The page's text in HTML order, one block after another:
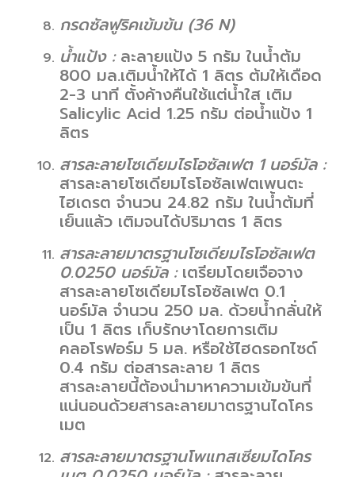
กรดซัลฟูริคเข้มข้น (36 N)
น้ำแป้ง : ละลายแป้ง 5 กรัม ในน้ำต้ม
800 มล.เติมน้ำให้ได้ 1 ลิตร ต้มให้เดือด
2-3 นาที ตั้งค้างคืนใช้แต่น้ำใส เติม
Salicylic Acid 1.25 กรัม ต่อน้ำแป้ง 1
ลิตร
สารละลายโซเดียมไธโอซัลเฟต 1 นอร์มัล :
สารละลายโซเดียมไธโอซัลเฟตเพนตะ
ไฮเดรต จำนวน 24.82 กรัม ในน้ำต้มที่
เย็นแล้ว เติมจนได้ปริมาตร 1 ลิตร
สารละลายมาตรฐานโซเดียมไธโอซัลเฟต
0.0250 นอร์มัล : เตรียมโดยเจือจาง
สารละลายโซเดียมไธโอซัลเฟต 0.1
นอร์มัล จำนวน 250 มล. ด้วยน้ำกลั่นให้
เป็น 1 ลิตร เก็บรักษาโดยการเติม
คลอโรฟอร์ม 5 มล. หรือใช้ไฮดรอกไซด์
0.4 กรัม ต่อสารละลาย 1 ลิตร
สารละลายนี้ต้องนำมาหาความเข้มข้นที่
แน่นอนด้วยสารละลายมาตรฐานไดโคร
เมต
สารละลายมาตรฐานโพแทสเซียมไดโคร